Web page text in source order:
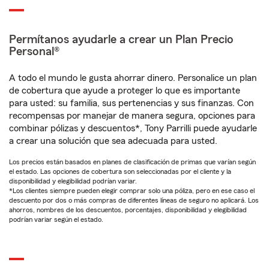
Permítanos ayudarle a crear un Plan Precio
Personal®
A todo el mundo le gusta ahorrar dinero. Personalice un plan
de cobertura que ayude a proteger lo que es importante
para usted: su familia, sus pertenencias y sus finanzas. Con
recompensas por manejar de manera segura, opciones para
combinar pólizas y descuentos*, Tony Parrilli puede ayudarle
a crear una solución que sea adecuada para usted.
Los precios están basados en planes de clasificación de primas que varían según
el estado. Las opciones de cobertura son seleccionadas por el cliente y la
disponibilidad y elegibilidad podrían variar.
*Los clientes siempre pueden elegir comprar solo una póliza, pero en ese caso el
descuento por dos o más compras de diferentes líneas de seguro no aplicará. Los
ahorros, nombres de los descuentos, porcentajes, disponibilidad y elegibilidad
podrían variar según el estado.